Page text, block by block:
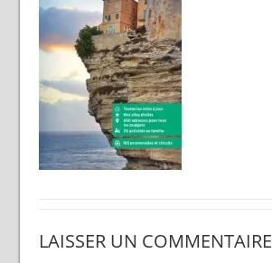
LAISSER UN COMMENTAIRE